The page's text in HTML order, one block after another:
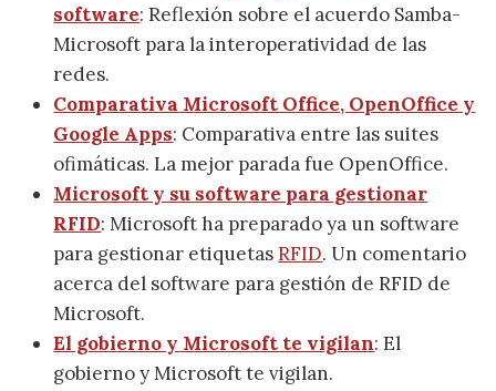
software: Reflexión sobre el acuerdo Samba-
Microsoft para la interoperatividad de las
redes.
Comparativa Microsoft Office, OpenOffice y
Google Apps: Comparativa entre las suites
ofimáticas. La mejor parada fue OpenOffice.
Microsoft y su software para gestionar
RFID: Microsoft ha preparado ya un software
para gestionar etiquetasRFID. Un comentario
acerca del software para gestión de RFID de
Microsoft.
El gobierno y Microsoft te vigilan: El
gobierno y Microsoft te vigilan.